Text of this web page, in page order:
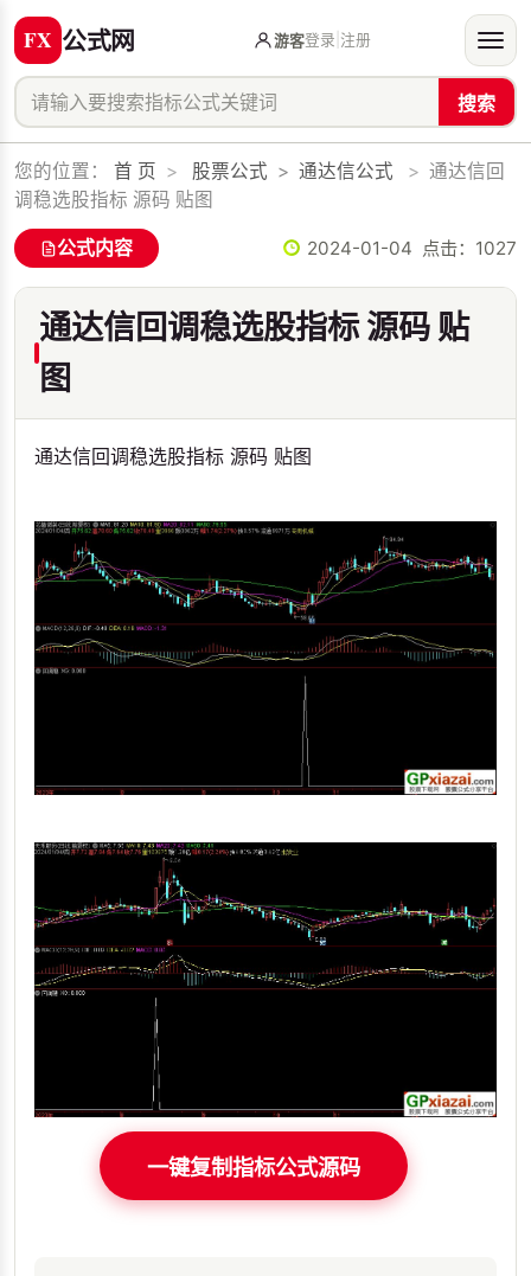
公式网
搜索
游客登录 注册
您的位置： 首 页 > 股票公式 > 通达信公式 > 通达信回
调稳选股指标 源码 贴图
公式内容 2024-01-04 点击： 1027
通达信回调稳选股指标 源码 贴
图
通达信回调稳选股指标 源码 贴图
一键复制指标公式源码